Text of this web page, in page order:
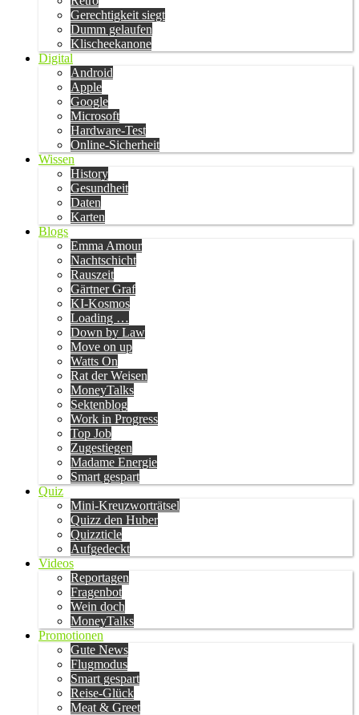
Gerechtigkeit siegt
Dumm gelaufen
Klischeekanone
Digital
Android
Apple
Google
Microsoft
Hardware-Test
Online-Sicherheit
Wissen
History
Gesundheit
Daten
Karten
Blogs
Emma Amour
Nachtschicht
Rauszeit
Gärtner Graf
KI-Kosmos
Loading …
Down by Law
Move on up
Watts On
Rat der Weisen
MoneyTalks
Sektenblog
Work in Progress
Top Job
Zugestiegen
Madame Energie
Smart gespart
Quiz
Mini-Kreuzworträtsel
Quizz den Huber
Quizzticle
Aufgedeckt
Videos
Reportagen
Fragenbot
Wein doch
MoneyTalks
Promotionen
Gute News
Flugmodus
Smart gespart
Reise-Glück
Meat & Greet